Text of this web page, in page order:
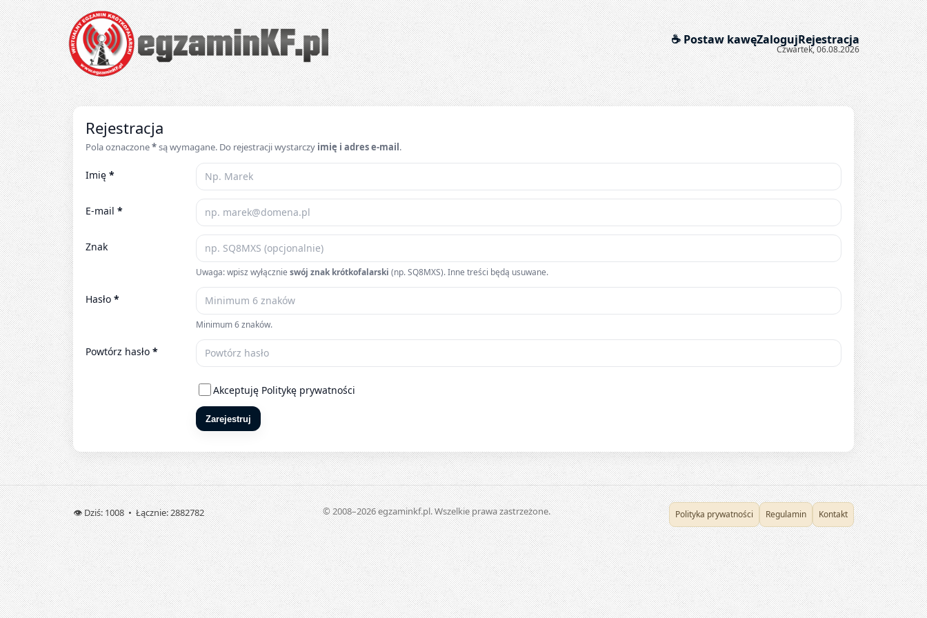
Egzaminy krótkofalarskie online – testy UKE i nauka do egzaminu
☕ Postaw kawęZalogujRejestracja
Czwartek, 06.08.2026
Rejestracja
Pola oznaczone*są wymagane. Do rejestracji wystarczy imię i adres e-mail.
Imię *
E-mail *
Znak
Uwaga: wpisz wyłącznie swój znak krótkofalarski (np. SQ8MXS). Inne treści będą usuwane.
Hasło *
Minimum 6 znaków.
Powtórz hasło *
Akceptuję Politykę prywatności
Zarejestruj
👁️ Dziś: 1008 • Łącznie: 2882782 © 2008–2026 egzaminkf.pl. Wszelkie prawa zastrzeżone. Polityka prywatności Regulamin Kontakt